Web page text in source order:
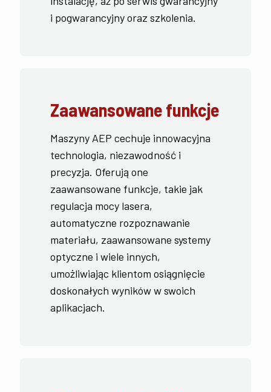
i pogwarancyjny oraz szkolenia.
Zaawansowane funkcje
Maszyny AEP cechuje innowacyjna
technologia, niezawodność i
precyzja. Oferują one
zaawansowane funkcje, takie jak
regulacja mocy lasera,
automatyczne rozpoznawanie
materiału, zaawansowane systemy
optyczne i wiele innych,
umożliwiając klientom osiągnięcie
doskonałych wyników w swoich
aplikacjach.